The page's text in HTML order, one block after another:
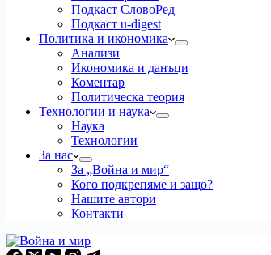
Подкаст СловоРед
Подкаст u-digest
Политика и икономика
Анализи
Икономика и данъци
Коментар
Политическа теория
Технологии и наука
Наука
Технологии
За нас
За „Война и мир“
Кого подкрепяме и защо?
Нашите автори
Контакти